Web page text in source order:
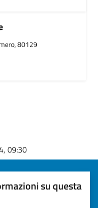
80129
09:30
su questa